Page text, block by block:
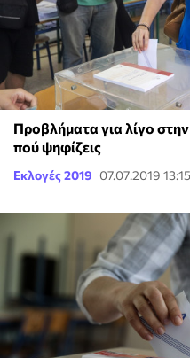
Προβλήματα για λίγο
πού ψηφίζεις
Εκλογές 2019 07.07.2019 13:15